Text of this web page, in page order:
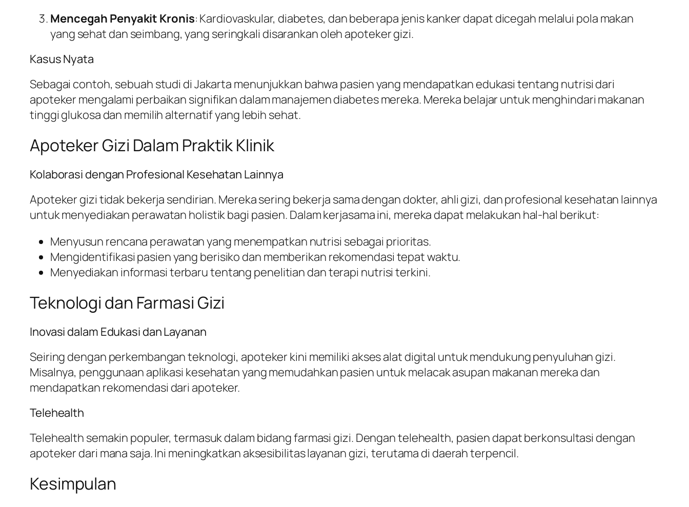
Mencegah Penyakit Kronis: Kardiovaskular, diabetes, dan beberapa jenis kanker dapat dicegah melalui pola makan
yang sehat dan seimbang, yang seringkali disarankan oleh apoteker gizi.
Kasus Nyata
Sebagai contoh, sebuah studi di Jakarta menunjukkan bahwa pasien yang mendapatkan edukasi tentang nutrisi dari
apoteker mengalami perbaikan signifikan dalam manajemen diabetes mereka. Mereka belajar untuk menghindari makanan
tinggi glukosa dan memilih alternatif yang lebih sehat.
Apoteker Gizi Dalam Praktik Klinik
Kolaborasi dengan Profesional Kesehatan Lainnya
Apoteker gizi tidak bekerja sendirian. Mereka sering bekerja sama dengan dokter, ahli gizi, dan profesional kesehatan lainnya
untuk menyediakan perawatan holistik bagi pasien. Dalam kerjasama ini, mereka dapat melakukan hal-hal berikut:
Menyusun rencana perawatan yang menempatkan nutrisi sebagai prioritas.
Mengidentifikasi pasien yang berisiko dan memberikan rekomendasi tepat waktu.
Menyediakan informasi terbaru tentang penelitian dan terapi nutrisi terkini.
Teknologi dan Farmasi Gizi
Inovasi dalam Edukasi dan Layanan
Seiring dengan perkembangan teknologi, apoteker kini memiliki akses alat digital untuk mendukung penyuluhan gizi.
Misalnya, penggunaan aplikasi kesehatan yang memudahkan pasien untuk melacak asupan makanan mereka dan
mendapatkan rekomendasi dari apoteker.
Telehealth
Telehealth semakin populer, termasuk dalam bidang farmasi gizi. Dengan telehealth, pasien dapat berkonsultasi dengan
apoteker dari mana saja. Ini meningkatkan aksesibilitas layanan gizi, terutama di daerah terpencil.
Kesimpulan